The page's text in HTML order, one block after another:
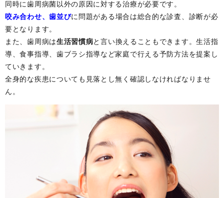
同時に歯周病菌以外の原因に対する治療が必要です。
咬み合わせ、歯並びに問題がある場合は総合的な診査、診断が必
要となります。
また、歯周病は生活習慣病と言い換えることもできます。生活指
導、食事指導、歯ブラシ指導など家庭で行える予防方法を提案し
ていきます。
全身的な疾患についても見落とし無く確認しなければなりませ
ん。